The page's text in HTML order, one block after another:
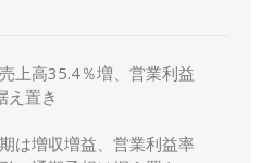
上高35.4％増、営業利益
え置き
は増収増益、営業利益率